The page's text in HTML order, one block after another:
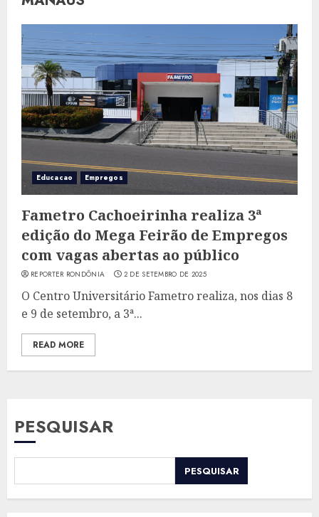
Educacao Empregos
Fametro Cachoeirinha realiza 3ª
edição do Mega Feirão de Empregos
com vagas abertas ao público
REPORTER RONDÔNIA 2 DE SETEMBRO DE 2025
O Centro Universitário Fametro realiza, nos dias 8
e 9 de setembro, a 3ª...
READ MORE
PESQUISAR
PESQUISAR